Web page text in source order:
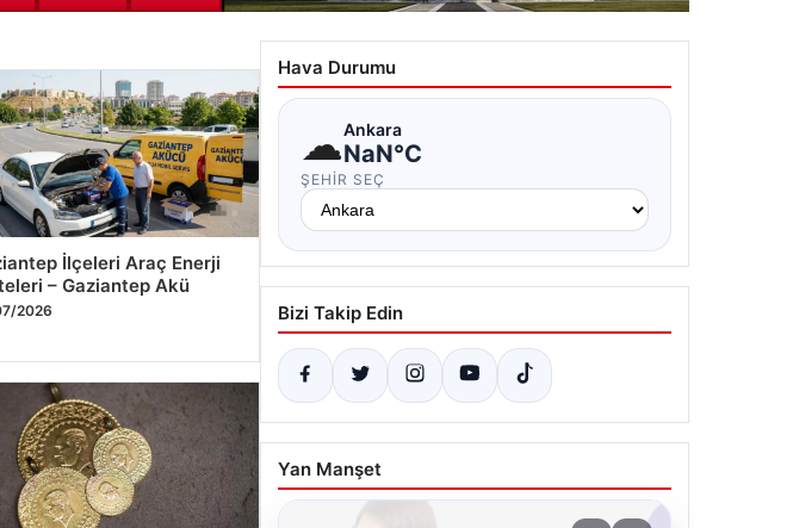
9 10
Dusan Tadic ve Emre Mor Birlikte Sahnede:
Hollanda’da Beklenmedik Buluşma
28.07.2026 06:20
ne yönde? 2026 FED nisan ayı faiz kararı
Hava Durumu
☁ Ankara
NaN°C
ŞEHIR SEÇ